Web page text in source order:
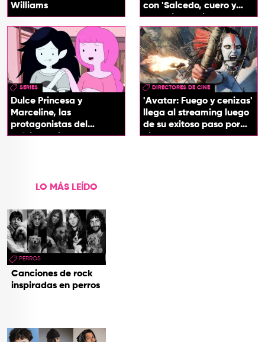
Williams
con 'Salcedo, cuero y
boogaloo', spin off
SERIES
Dulce Princesa y
Marceline, las
protagonistas del
próximo spin-off de 'Hora
DIRECTORES DE CINE
'Avatar: Fuego y cenizas'
llega al streaming luego
de su exitoso paso por
cines
LO MÁS LEÍDO
PERROS
Canciones de rock
inspiradas en perros